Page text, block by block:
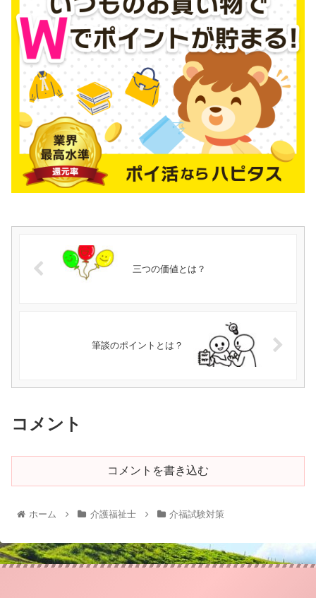
三つの価値とは？
筆談のポイントとは？
コメント
コメントを書き込む
ホーム 介護福祉士 介福試験対策